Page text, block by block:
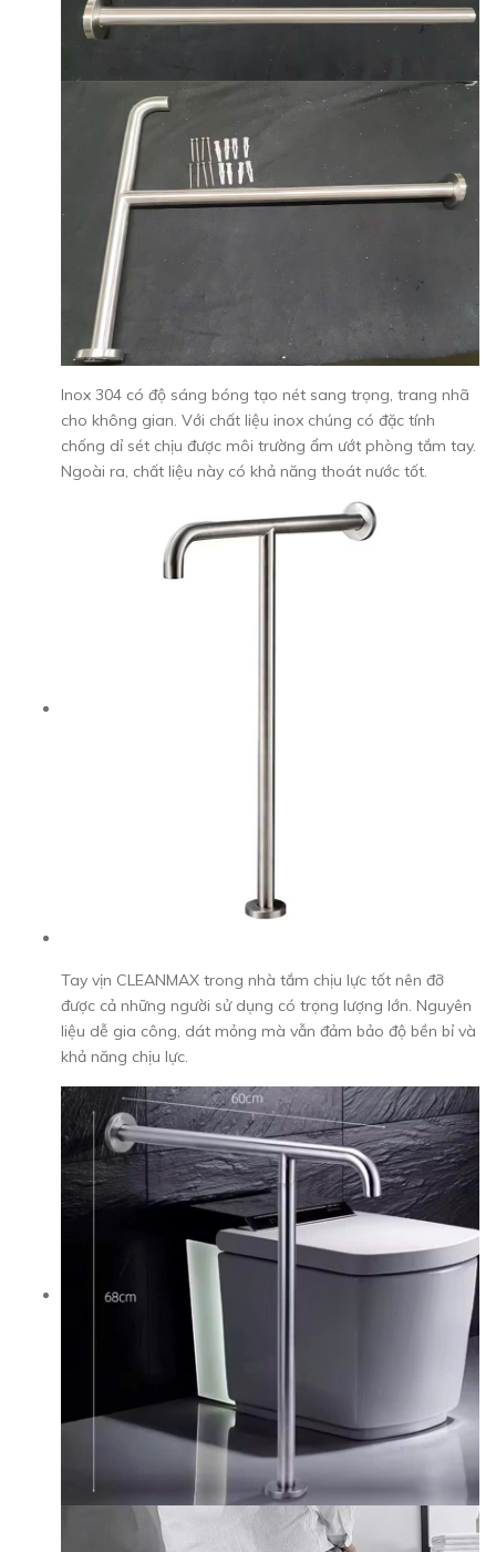
Inox 304 có độ sáng bóng tạo nét sang trọng, trang nhã
cho không gian. Với chất liệu inox chúng có đặc tính
chống dỉ sét chịu được môi trường ẩm ướt phòng tắm tay.
Ngoài ra, chất liệu này có khả năng thoát nước tốt.
Tay vịn CLEANMAX trong nhà tắm chịu lực tốt nên đỡ
được cả những người sử dụng có trọng lượng lớn. Nguyên
liệu dễ gia công, dát mỏng mà vẫn đảm bảo độ bền bỉ và
khả năng chịu lực.